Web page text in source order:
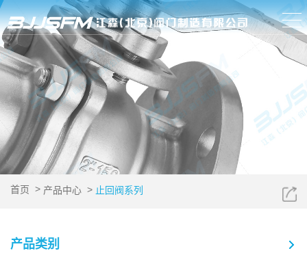
首页 > 产品中心 > 止回阀系列
产品类别